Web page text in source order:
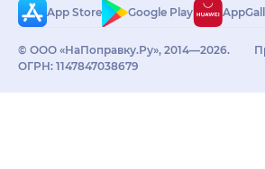
App Store
Google Play
© ООО «НаПоправку.Ру», 2014—2026.
ОГРН: 1147847038679